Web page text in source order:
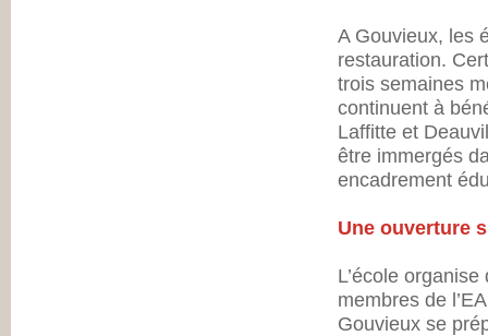
A Gouvieux, les
restauration.
trois semaines
continuent à
Laffitte et
être immergés
encadrement
Une ouverture
L’école
membres de
Gouvieux se